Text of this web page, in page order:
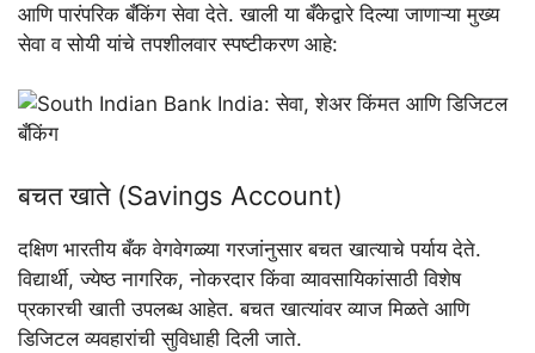
आणि पारंपरिक बँकिंग सेवा देते. खाली या बँकेद्वारे दिल्या जाणाऱ्या मुख्य
सेवा व सोयी यांचे तपशीलवार स्पष्टीकरण आहे:
बचत खाते (Savings Account)
दक्षिण भारतीय बँक वेगवेगळ्या गरजांनुसार बचत खात्याचे पर्याय देते.
विद्यार्थी, ज्येष्ठ नागरिक, नोकरदार किंवा व्यावसायिकांसाठी विशेष
प्रकारची खाती उपलब्ध आहेत. बचत खात्यांवर व्याज मिळते आणि
डिजिटल व्यवहारांची सुविधाही दिली जाते.